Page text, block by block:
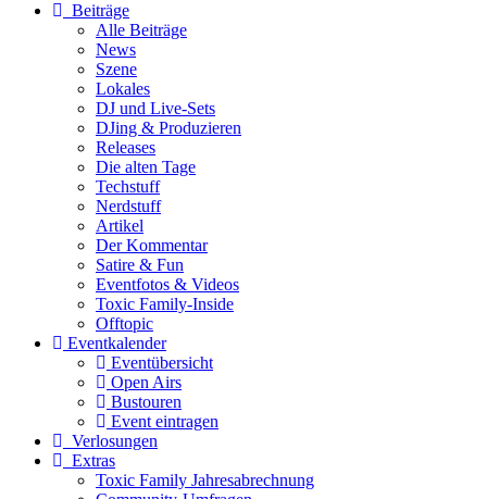
Beiträge
Alle Beiträge
News
Szene
Lokales
DJ und Live-Sets
DJing & Produzieren
Releases
Die alten Tage
Techstuff
Nerdstuff
Artikel
Der Kommentar
Satire & Fun
Eventfotos & Videos
Toxic Family-Inside
Offtopic
Eventkalender
Eventübersicht
Open Airs
Bustouren
Event eintragen
Verlosungen
Extras
Toxic Family Jahresabrechnung